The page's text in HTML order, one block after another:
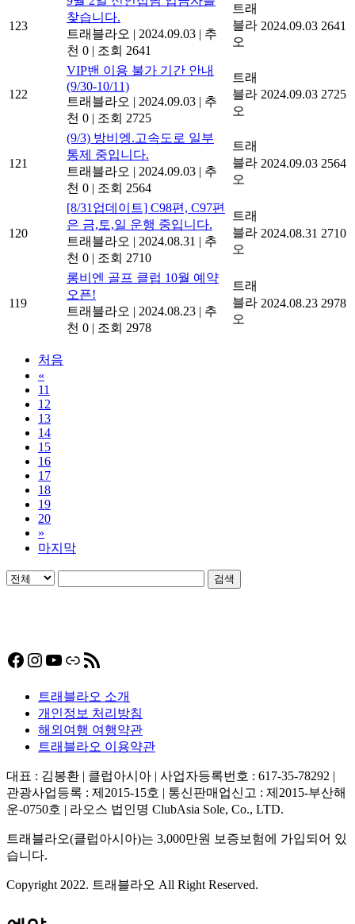
123
찾습니다.
트래블라오 | 2024.09.03 | 추
천 0 | 조회 2641
트래
블라
오
2024.09.03 2641
122
VIP밴 이용 불가 기간 안내
(9/30-10/11)
트래블라오 | 2024.09.03 | 추
천 0 | 조회 2725
트래
블라
오
2024.09.03 2725
121
(9/3) 방비엥.고속도로 일부
통제 중입니다.
트래블라오 | 2024.09.03 | 추
천 0 | 조회 2564
트래
블라
오
2024.09.03 2564
120
[8/31업데이트] C98편, C97편
은 금,토,일 운행 중입니다.
트래블라오 | 2024.08.31 | 추
천 0 | 조회 2710
트래
블라
오
2024.08.31 2710
119
롱비엔 골프 클럽 10월 예약
오픈!
트래블라오 | 2024.08.23 | 추
천 0 | 조회 2978
트래
블라
오
2024.08.23 2978
처음
«
11
12
13
14
15
16
17
18
19
20
»
마지막
검색
Facebook
Instagram
YouTube
링크RSS 피드
트래블라오 소개
개인정보 처리방침
해외여행 여행약관
트래블라오 이용약관
대표 : 김봉환 | 클럽아시아 | 사업자등록번호 : 617-35-78292 |
관광사업등록 : 제2015-15호 | 통신판매업신고 : 제2015-부산해
운-0750호 | 라오스 법인명 ClubAsia Sole, Co., LTD.
트래블라오(클럽아시아)는 3,000만원 보증보험에 가입되어 있
습니다.
Copyright 2022. 트래블라오 All Right Reserved.